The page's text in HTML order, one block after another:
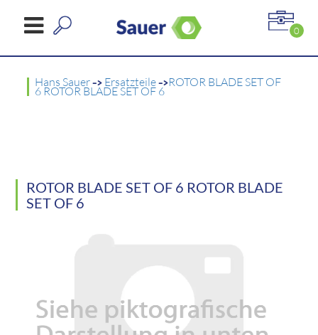
0
Hans Sauer-> Ersatzteile->ROTOR BLADE SET OF
6 ROTOR BLADE SET OF 6
ROTOR BLADE SET OF 6 ROTOR BLADE
SET OF 6